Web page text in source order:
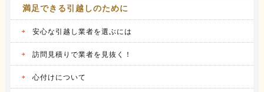
満足できる引越しのために
安心な引越し業者を選ぶには
訪問見積りで業者を見抜く！
心付けについて